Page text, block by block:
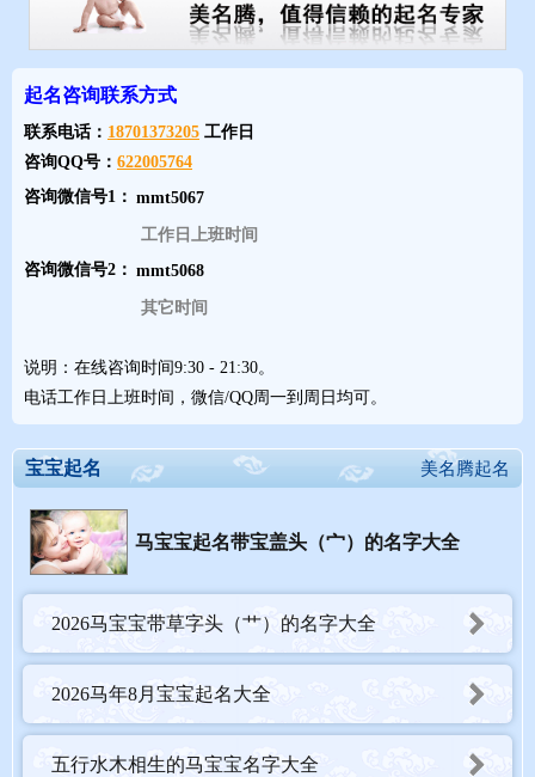
马年男孩并非都要“野”，温润如玉的君子之名同样受欢迎，尤其适
合希望孩子沉稳好学的家庭。
出处：《诗经》“高山仰止，景行行止”。
风格：既有文化底蕴，又不失现代简约感，是“学霸风”名字的代
表。
出处：化用杜牧“遥指杏花村”。
马喜的草（牧需草），且与马直接相关。
气质：文艺、安静但内心辽阔。
6. 逸飞
寓意：安逸中起飞，或飘逸飞扬。马年宝宝忌劳累，“逸”字有闲
适、奔跑之意，正是良配。
时尚度：这个名字读音响亮，视觉轻盈，非常适合现代家庭。
起名咨询联系方式
联系电话： 18701373205 工作日
咨询QQ号： 622005764
咨询微信号1：
工作日上班时间
咨询微信号2：
其它时间
说明：在线咨询时间9:30 - 21:30。
电话工作日上班时间，微信/QQ周一到周日均可。
美名腾起名
宝宝起名
马宝宝起名带宝盖头（宀）的名字大全
2026马宝宝带草字头（艹）的名字大全
2026马年8月宝宝起名大全
五行水木相生的马宝宝名字大全